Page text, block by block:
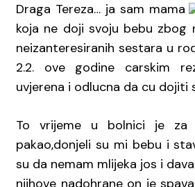
Draga Tereza… ja sam mama
koja ne doji svoju bebu zbog
neizanteresiranih sestara u
2.2. ove godine carskim
uvjerena i odlucna da cu dojiti
To vrijeme u bolnici je za
pakao,donjeli su mi bebu i
su da nemam mlijeka jos i
njihove nadohrane on je